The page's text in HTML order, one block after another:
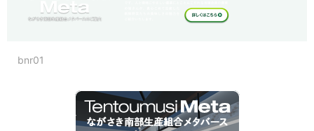
bnr01